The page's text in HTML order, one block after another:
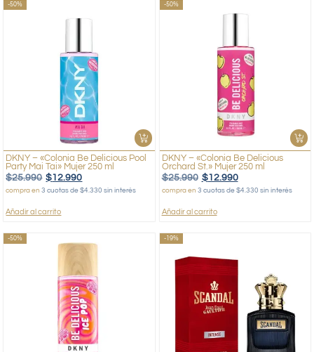
-50%
DKNY – «Colonia Be Delicious Pool
Party Mai Tai» Mujer 250 ml
$25.990 $12.990
compra en3 cuotas de $4.330 sin interés
Añadir al carrito
-50%
DKNY – «Colonia Be Delicious
Orchard St.» Mujer 250 ml
$25.990 $12.990
compra en 3 cuotas de $4.330 sin interés
Añadir al carrito
-50% -19%